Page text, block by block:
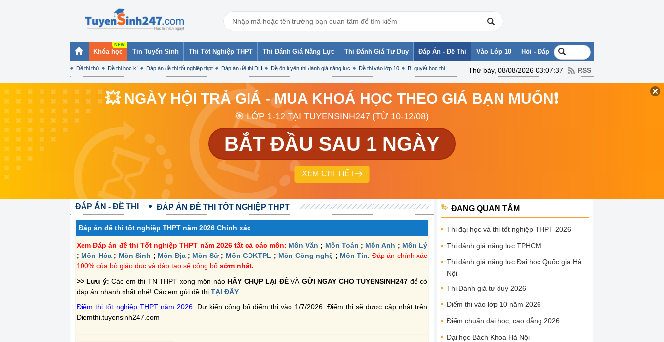
Khóa học Tin Tuyển Sinh Thi Tốt Nghiệp THPT Thi Đánh Giá Năng Lực Thi Đánh Giá Tư Duy Đáp Án - Đề Thi
Đề thi thử Đề thi học kì Đáp án đề thi tốt nghiệp thpt Đáp án đề thi ĐH Đề ôn luyện thi đánh giá năng lực Đề thi vào lớp 10 Bí quyết học thi
Vào Lớp 10 Hỏi - Đáp
Thứ bảy, 08/08/2026 03:07:37 RSS
💥 NGÀY HỘI TRẢ GIÁ - MUA KHOÁ HỌC THEO GIÁ BẠN MUỐN❗
🎯 LỚP 1-12 TẠI TUYENSINH247 (TỪ 10-12/08)
BẮT ĐẦU SAU 1 NGÀY
XEM CHI TIẾT
ĐÁP ÁN - ĐỀ THI ĐÁP ÁN ĐỀ THI TỐT NGHIỆP THPT
Đáp án đề thi tốt nghiệp THPT năm 2026 Chính xác
Xem Đáp án đề thi Tốt nghiệp THPT năm 2026 tất cả các môn: Môn Văn ; Môn Toán ; Môn Anh ; Môn Lý
; Môn Hóa; Môn Sinh ; Môn Địa; Môn Sử; Môn GDKTPL ; Môn Công nghệ ; Môn Tin
Đáp án chính xác
100% của bộ giáo dục và đào tạo sẽ công bố sớm nhất.
>> Lưu ý:Các em thi TN THPT xong môn nào HÃY CHỤP LẠI ĐỀVÀ GỬI NGAY CHO TUYENSINH247 để có
đáp án nhanh nhất nhé! Các em gửi đề thi TẠI ĐÂY
Điểm thi tốt nghiệp THPT năm 2026: Dự kiến công bố điểm thi vào 1/7/2026. Điểm thi sẽ được cập nhật trên
Diemthi.tuyensinh247.com
ĐANG QUAN TÂM
Thi đại học và thi tốt nghiệp THPT 2026
Thi đánh giá năng lực TPHCM
Thi đánh giá năng lực Đại học Quốc gia Hà
Nội
Thi Đánh giá tư duy 2026
Điểm thi vào lớp 10 năm 2026
Điểm chuẩn đại học, cao đẳng 2026
Đại học Bách Khoa Hà Nội